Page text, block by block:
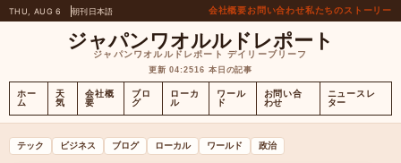
THU, AUG 6 朝刊日本語 会社概要お問い合わせ私たちのストーリー
ジャパンワオルルドレポート
ジャパンワオルルドレポート デイリーブリーフ
更新 04:2516 本日の記事
ホー
ム
天
気
会社概
要
ブロ
グ
ローカ
ル
ワール
ド
お問い合
わせ
ニュースレ
ター
テック ビジネス ブログ ローカル ワールド 政治